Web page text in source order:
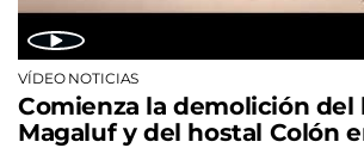
VÍDEO NOTICIAS
Comienza la demolición del
Magaluf y del hostal Colón